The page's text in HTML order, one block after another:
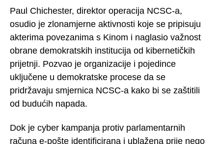
Paul Chichester, direktor operacija NCSC-a,
osudio je zlonamjerne aktivnosti koje se pripisuju
akterima povezanima s Kinom i naglasio važnost
obrane demokratskih institucija od kibernetičkih
prijetnji. Pozvao je organizacije i pojedince
uključene u demokratske procese da se
pridržavaju smjernica NCSC-a kako bi se zaštitili
od budućih napada.
Dok je cyber kampanja protiv parlamentarnih
računa e-pošte identificirana i ublažena prije nego